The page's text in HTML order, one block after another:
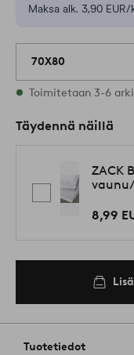
Maksa alk. 3,90 EUR/
70X80
Varastossa
Toimitetaan 3-6
Täydennä näillä
ZACK
8,99
Tuotetiedot